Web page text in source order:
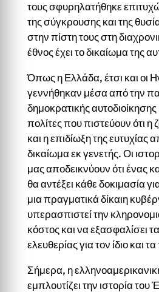
τους σφυρηλατήθηκε
της σύγκρουσης και της
στην πίστη τους στη
έθνος έχει το δικαίωμα της
Όπως η Ελλάδα, έτσι και οι
γεννήθηκαν μέσα από την
δημοκρατικής αυτοδιοίκησης
πολίτες που πιστεύουν ότι η
και η επιδίωξη της ευτυχίας
δικαίωμα εκ γενετής. Οι
μας αποδεικνύουν ότι ένας
θα αντέξει κάθε δοκιμασία
μια πραγματικά δίκαιη
υπερασπιστεί την
κόστος και να εξασφαλίσει
ελευθερίας για τον ίδιο και
Σήμερα, η
εμπλουτίζει την ιστορία